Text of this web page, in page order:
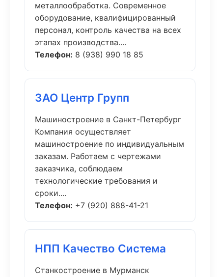
металлообработка. Современное
оборудование, квалифицированный
персонал, контроль качества на всех
этапах производства....
Телефон: 8 (938) 990 18 85
ЗАО Центр Групп
Машиностроение в Санкт-Петербург
Компания осуществляет
машиностроение по индивидуальным
заказам. Работаем с чертежами
заказчика, соблюдаем
технологические требования и
сроки....
Телефон: +7 (920) 888-41-21
НПП Качество Система
Станкостроение в Мурманск